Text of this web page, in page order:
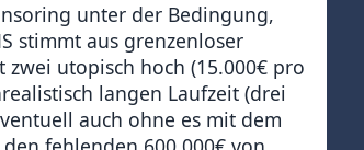
unter der Bedingung,
stimmt aus grenzenloser
utopisch hoch (15.000€ pro
langen Laufzeit (drei
auch ohne es mit dem